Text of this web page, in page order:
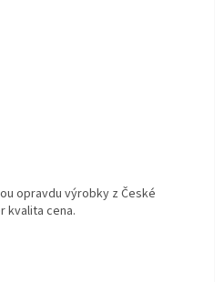
je 5 z 5 hvězdiček.
je 5 z 5 hvězdiček.
opravdu výrobky z České
kvalita cena.
je 5 z 5 hvězdiček.